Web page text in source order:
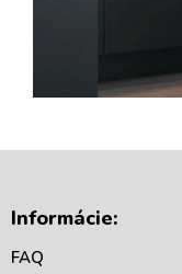
Informácie:
FAQ